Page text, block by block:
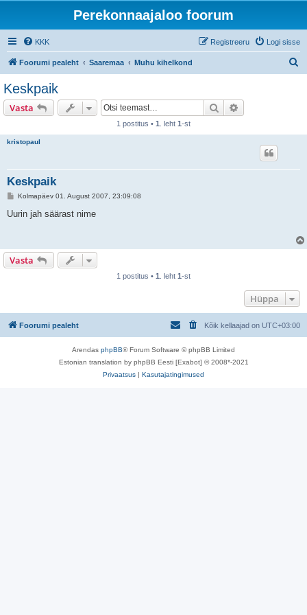
Perekonnaajaloo foorum
KKK Logi sisse
Registreeru
Foorumi pealeht Saaremaa Muhu kihelkond
Keskpaik
Vasta Otsi
1 postitus • 1 . leht 1-st
kristopaul
Keskpaik
P
s
s
Kolmapäev 01. August 2007, 23:09:08
Uurin jah säärast nime
Vasta
1 postitus • 1 . leht 1-st
Hüppa
Foorumi pealeht Kõik kellaajad on UTC+03:00
Arendas phpBB® Forum Software © phpBB Limited
Estonian translation by phpBB Eesti [Exabot] © 2008*-2021
Privaatsus | Kasutajatingimused